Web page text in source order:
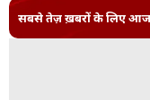
सबसे तेज़ ख़बरों के लिए